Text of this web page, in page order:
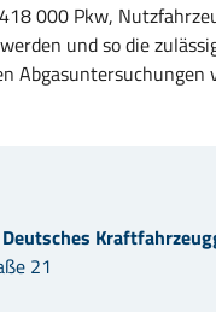
000 Pkw,
und so die
21